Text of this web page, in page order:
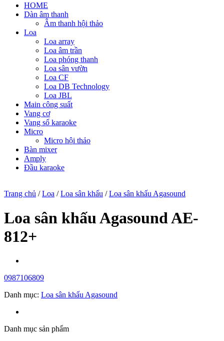
HOME
Dàn âm thanh
Âm thanh hội thảo
Loa
Loa array
Loa âm trần
Loa phóng thanh
Loa sân vườn
Loa CF
Loa DB Technology
Loa JBL
Main công suất
Vang cơ
Vang số karaoke
Micro
Micro hội thảo
Bàn mixer
Amply
Đầu karaoke
Trang chủ / Loa / Loa sân khấu / Loa sân khấu Agasound
Loa sân khấu Agasound AE-
812+
0987106809
Danh mục: Loa sân khấu Agasound
Danh mục sản phẩm